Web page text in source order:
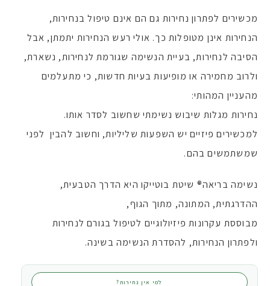
מכשירים לפתרון נחירות גם הם אינם טיפול בנחירות,
הנחירות אינן מטופלות כך. אולי רעש הנחירות יתמתן, אבל
הסיבה לנחירות, בעיית הנשימה שגורמת לנחירות, נשארת,
ולרוב מחמירה או מופיעות בעיות חדשות, כי מתעלמים
מהעניין המהותי:
נחירות מגלות שיבוש נשימתי שחשוב לסדר אותו.
למכשירים פיזיים יש השפעות שליליות, וחשוב להבין לפני
שמשתמשים בהם.
נשימה בריאה® שיטת בוטייקו היא הדרך הטבעית,
ההדרגתית, המתונה, מתוך הגוף,
מבוססת עקרונות פיזיולוגיים לטיפול בגורם לנחירות
ולפתרון הנחירות, להסדרת הנשימה בשינה.
למי אין נחירות?